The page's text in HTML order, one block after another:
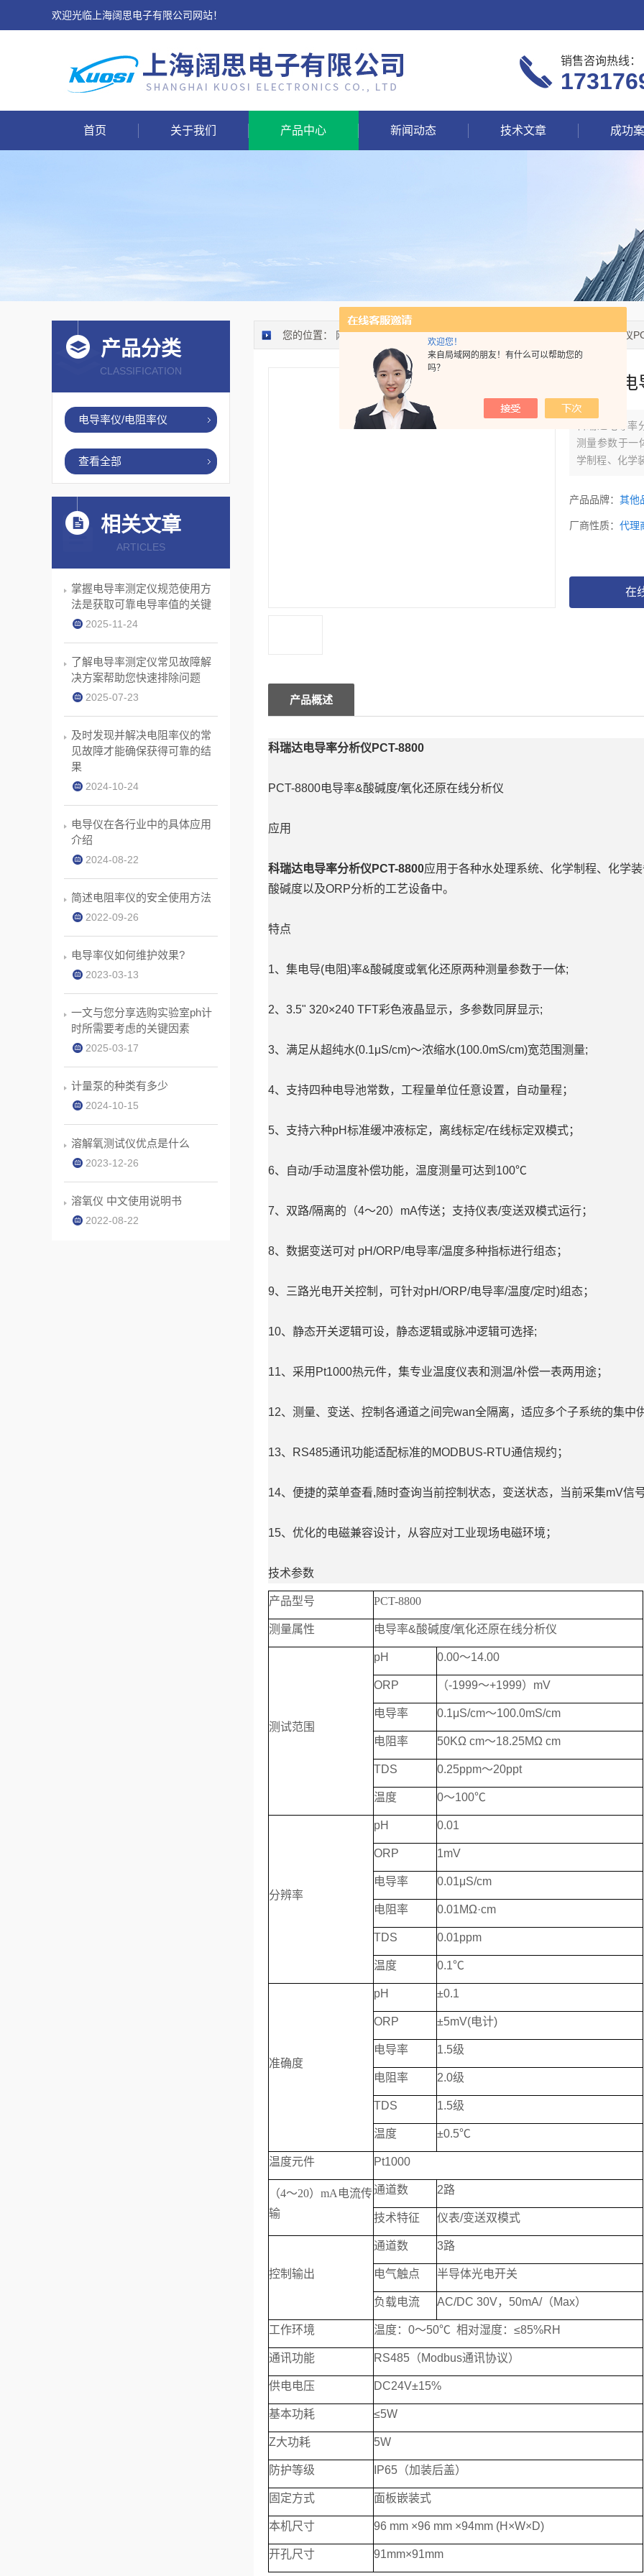
欢迎您！
来自局域网的朋友！有什么可以帮助您的
吗？
欢迎光临上海阔思电子有限公司网站！
销售咨询热线：
首页 关于我们 产品中心 新闻动态 技术文章 成功
您的位置： 网站首页>产品中心> >电导率仪/电阻率仪> 科瑞达电导率分析仪
科瑞达
科瑞达电导
测量参数于一
学制程、化学
产品品牌： 其他
厂商性质： 代理
在
产品概述
科瑞达电导率分析仪PCT-8800
PCT-8800电导率&酸碱度/氧化还原在线分析仪
应用
科瑞达电导率分析仪PCT-8800应用于各种水处理系统、化学制程、化学
酸碱度以及ORP分析的工艺设备中。
特点
1、集电导(电阻)率&酸碱度或氧化还原两种测量参数于一体;
2、3.5" 320×240 TFT彩色液晶显示，多参数同屏显示;
3、满足从超纯水(0.1μS/cm)～浓缩水(100.0mS/cm)宽范围测量;
4、支持四种电导池常数，工程量单位任意设置，自动量程；
5、支持六种pH标准缓冲液标定，离线标定/在线标定双模式；
6、自动/手动温度补偿功能，温度测量可达到100℃
7、双路/隔离的（4～20）mA传送；支持仪表/变送双模式运行；
8、数据变送可对 pH/ORP/电导率/温度多种指标进行组态；
9、三路光电开关控制，可针对pH/ORP/电导率/温度/定时)组态；
10、静态开关逻辑可设，静态逻辑或脉冲逻辑可选择;
11、采用Pt1000热元件，集专业温度仪表和测温/补偿一表两用途；
12、测量、变送、控制各通道之间完wan全隔离，适应多个子系统的集中
13、RS485通讯功能适配标准的MODBUS-RTU通信规约；
14、便捷的菜单查看,随时查询当前控制状态，变送状态，当前采集mV信号
15、优化的电磁兼容设计，从容应对工业现场电磁环境；
技术参数
产品型号 PCT-8800
测量属性 电导率&酸碱度/氧化还原在线分析仪
测试范围
pH 0.00～14.00
ORP （-1999～+1999）mV
电导率 0.1μS/cm～100.0mS/cm
电阻率 50KΩ cm～18.25MΩ cm
TDS 0.25ppm～20ppt
温度 0～100℃
分辨率
pH 0.01
ORP 1mV
电导率 0.01μS/cm
电阻率 0.01MΩ·cm
TDS 0.01ppm
温度 0.1℃
准确度
pH ±0.1
ORP ±5mV(电计)
电导率 1.5级
电阻率 2.0级
TDS 1.5级
温度 ±0.5℃
温度元件 Pt1000
（4～20）mA电流传
输
通道数 2路
技术特征 仪表/变送双模式
控制输出
通道数 3路
电气触点 半导体光电开关
负载电流 AC/DC 30V，50mA/（Max）
工作环境 温度：0～50℃ 相对湿度：≤85%RH
通讯功能 RS485（Modbus通讯协议）
供电电压 DC24V±15%
基本功耗 ≤5W
Z大功耗 5W
防护等级 IP65（加装后盖）
固定方式 面板嵌装式
本机尺寸 96 mm ×96 mm ×94mm (H×W×D)
开孔尺寸 91mm×91mm
产品分类
CLASSIFICATION
电导率仪/电阻率仪
查看全部
相关文章
ARTICLES
掌握电导率测定仪规范使用方
法是获取可靠电导率值的关键
2025-11-24
了解电导率测定仪常见故障解
决方案帮助您快速排除问题
2025-07-23
及时发现并解决电阻率仪的常
见故障才能确保获得可靠的结
果
2024-10-24
电导仪在各行业中的具体应用
介绍
2024-08-22
简述电阻率仪的安全使用方法
2022-09-26
电导率仪如何维护效果?
2023-03-13
一文与您分享选购实验室ph计
时所需要考虑的关键因素
2025-03-17
计量泵的种类有多少
2024-10-15
溶解氧测试仪优点是什么
2023-12-26
溶氧仪 中文使用说明书
2022-08-22